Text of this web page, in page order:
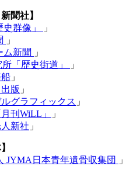
聞社】
群像」
」
」
ム新聞
」
所「歴史街道」
」
」
版 」
グラフィックス 」
刊WiLL」
」
新社 」
JYMA日本青年遺骨収集団 」